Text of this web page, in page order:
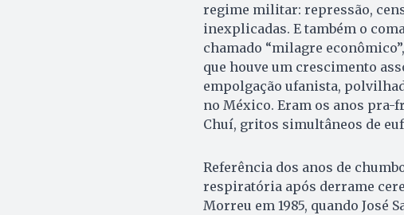
regime militar: repressão,
inexplicadas. E também o
chamado “milagre
que houve um crescimento
empolgação ufanista,
no México. Eram os anos pra-
Chuí, gritos simultâneos de
Referência dos anos de
respiratória após derrame
Morreu em 1985, quando José